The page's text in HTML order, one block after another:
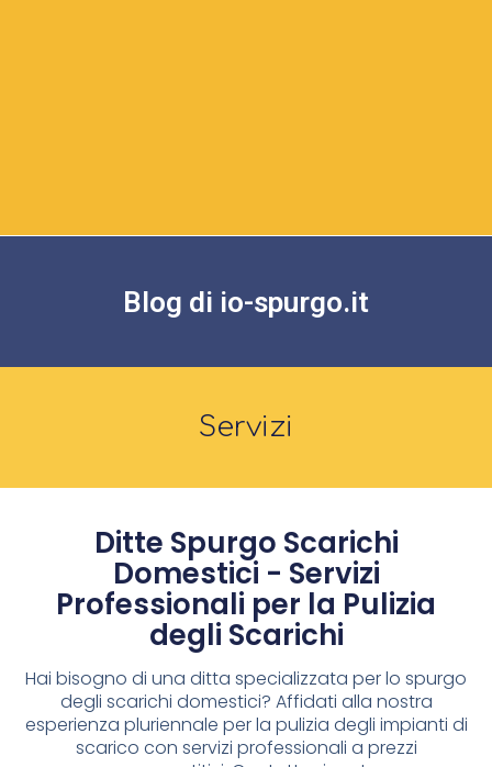
Blog di io-spurgo.it
Servizi
Ditte Spurgo Scarichi
Domestici - Servizi
Professionali per la Pulizia
degli Scarichi
Hai bisogno di una ditta specializzata per lo spurgo
degli scarichi domestici? Affidati alla nostra
esperienza pluriennale per la pulizia degli impianti di
scarico con servizi professionali a prezzi